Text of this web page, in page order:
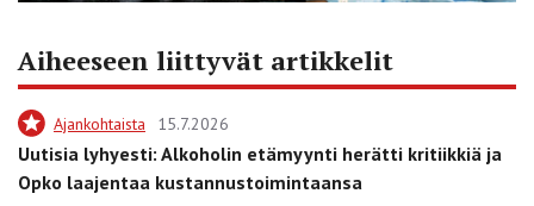
Aiheeseen liittyvät artikkelit
Ajankohtaista 15.7.2026
Uutisia lyhyesti: Alkoholin etämyynti herätti kritiikkiä ja
Opko laajentaa kustannustoimintaansa